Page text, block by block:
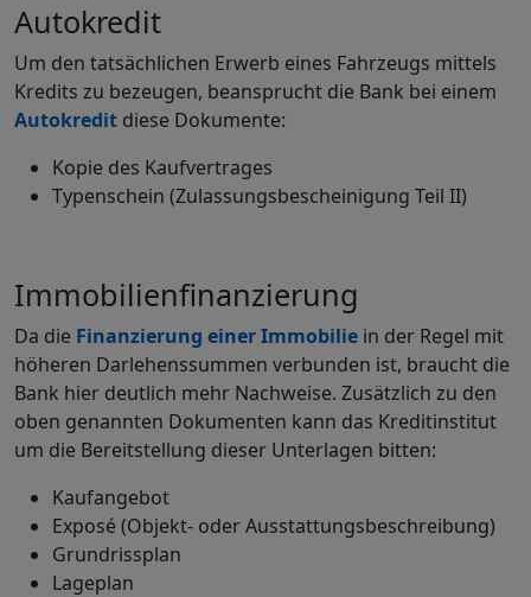
Autokredit
Um den tatsächlichen Erwerb eines Fahrzeugs mittels
Kredits zu bezeugen, beansprucht die Bank bei einem
Autokredit diese Dokumente:
Kopie des Kaufvertrages
Typenschein (Zulassungsbescheinigung Teil II)
Immobilienfinanzierung
Da die Finanzierung einer Immobilie in der Regel mit
höheren Darlehenssummen verbunden ist, braucht die
Bank hier deutlich mehr Nachweise. Zusätzlich zu den
oben genannten Dokumenten kann das Kreditinstitut
um die Bereitstellung dieser Unterlagen bitten:
Kaufangebot
Exposé (Objekt- oder Ausstattungsbeschreibung)
Grundrissplan
Lageplan